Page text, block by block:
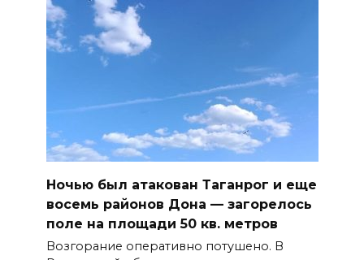
Ночью был атакован Таганрог и еще
восемь районов Дона — загорелось
поле на площади 50 кв. метров
Возгорание оперативно потушено. В